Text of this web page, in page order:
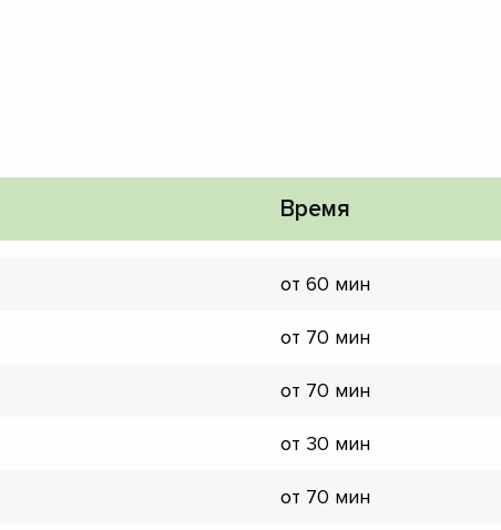
Время
от 60 мин
от 70 мин
от 70 мин
от 30 мин
от 70 мин